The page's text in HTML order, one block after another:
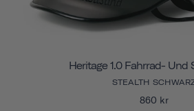
Heritage 1.0 Fahrrad- Und
STEALTH
860 kr